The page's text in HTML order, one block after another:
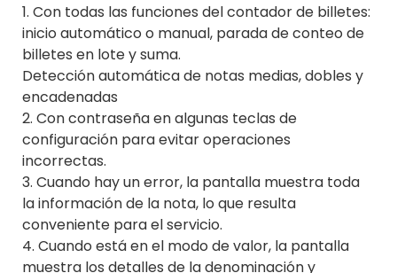
1. Con todas las funciones del contador de billetes:
inicio automático o manual, parada de conteo de
billetes en lote y suma.
Detección automática de notas medias, dobles y
encadenadas
2. Con contraseña en algunas teclas de
configuración para evitar operaciones
incorrectas.
3. Cuando hay un error, la pantalla muestra toda
la información de la nota, lo que resulta
conveniente para el servicio.
4. Cuando está en el modo de valor, la pantalla
muestra los detalles de la denominación y